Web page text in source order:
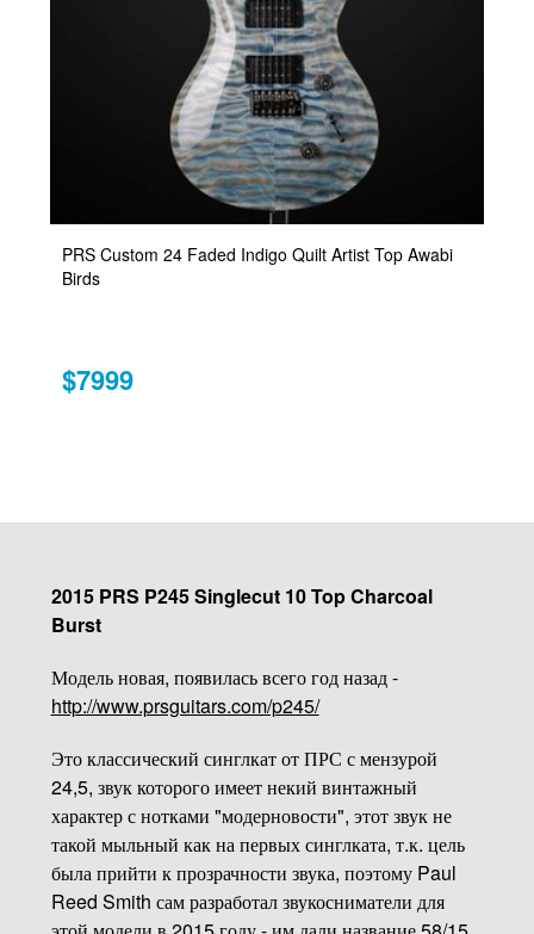
PRS Custom 24 Faded Indigo Quilt Artist Top Awabi
Birds
$7999
2015 PRS P245 Singlecut 10 Top Charcoal
Burst
Модель новая, появилась всего год назад -
http://www.prsguitars.com/p245/
Это классический синглкат от ПРС с мензурой
24,5, звук которого имеет некий винтажный
характер с нотками "модерновости", этот звук не
такой мыльный как на первых синглката, т.к. цель
была прийти к прозрачности звука, поэтому Paul
Reed Smith сам разработал звукосниматели для